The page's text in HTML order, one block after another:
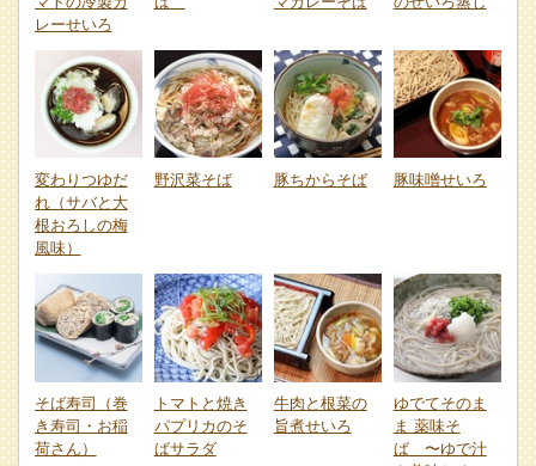
レーせいろ
変わりつゆだ
れ（サバと大
根おろしの梅
風味）
野沢菜そば 豚ちからそば 豚味噌せいろ
そば寿司（巻
き寿司・お稲
荷さん）
トマトと焼き
パプリカのそ
ばサラダ
牛肉と根菜の
旨煮せいろ
ゆでてそのま
ま 薬味そ
ば 〜ゆで汁